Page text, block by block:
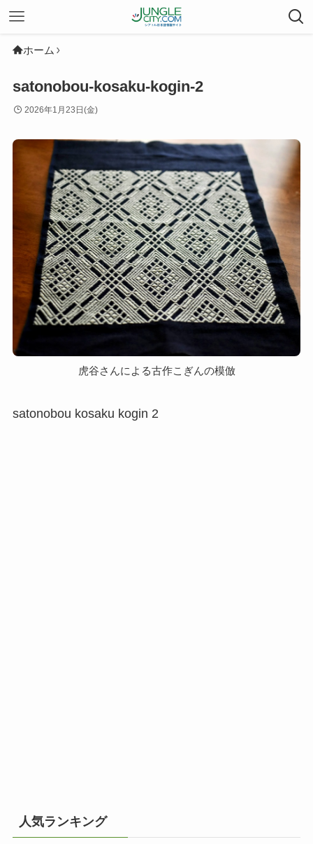
ホーム
satonobou-kosaku-kogin-2
2026年1月23日(金)
虎谷さんによる古作こぎんの模倣
satonobou kosaku kogin 2
人気ランキング